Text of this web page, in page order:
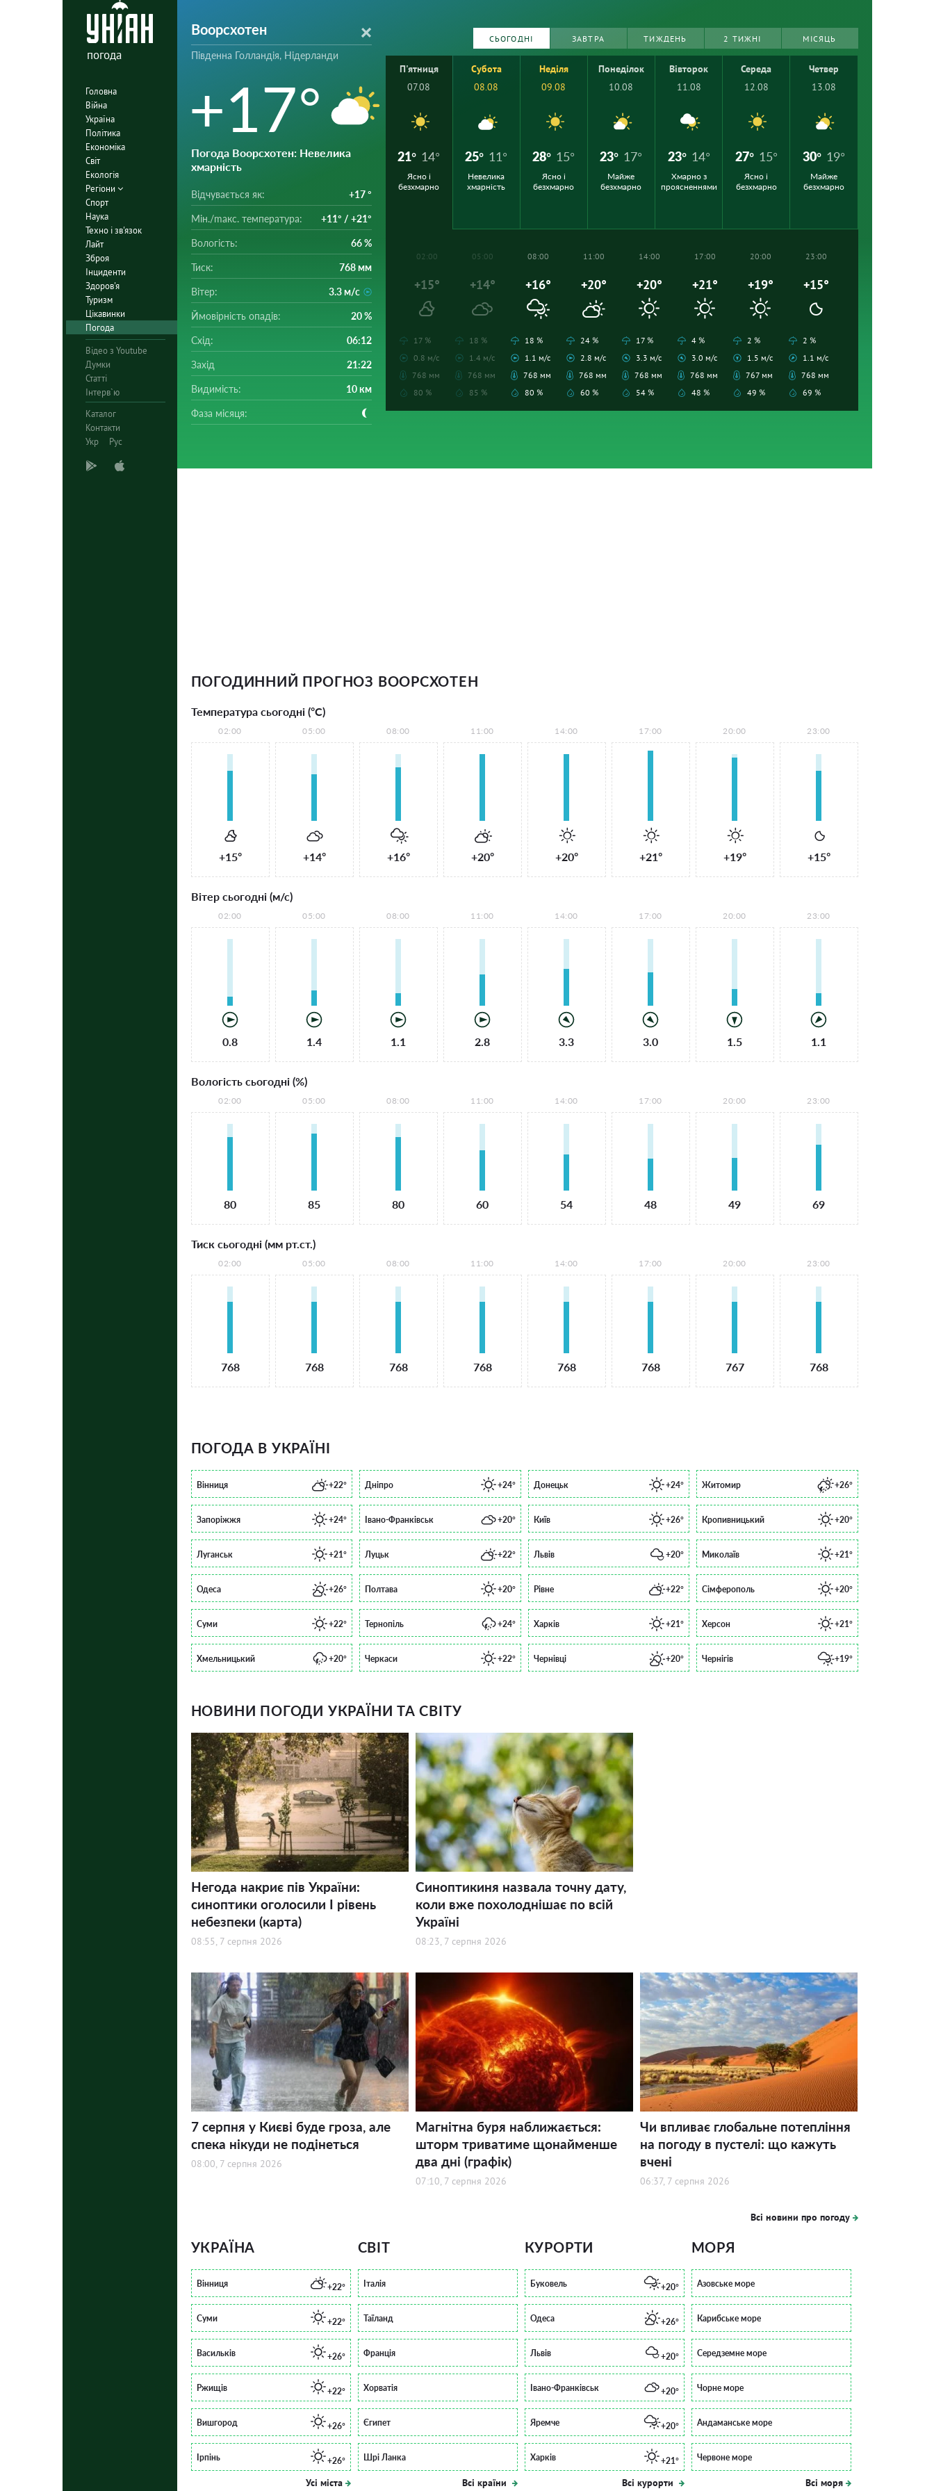
погода
Головна
Війна
Україна
Політика
Економіка
Світ
Екологія
Регіони
Спорт
Наука
Техно і зв'язок
Лайт
Зброя
Інциденти
Здоров'я
Туризм
Цікавинки
Погода
Відео з Youtube
Думки
Статті
Інтерв`ю
Каталог
Контакти
Укр
Рус
Воорсхотен
Південна Голландія, Нідерланди
+17°
Погода Воорсхотен: Невелика
хмарність
Відчувається як: +17 °
Мін./mакс. температура: +11° / +21°
Вологість: 66 %
Тиск: 768 мм
Вітер: 3.3 м/с
Ймовірність опадів: 20 %
Схід: 06:12
Захід 21:22
Видимість: 10 км
Фаза місяця:
СЬОГОДНІ ЗАВТРА ТИЖДЕНЬ 2 ТИЖНІ МІСЯЦЬ
П'ятниця
07.08
21° 14°
Ясно і
безхмарно
Субота
08.08
25° 11°
Невелика
хмарність
Неділя
09.08
28° 15°
Ясно і
безхмарно
Понеділок
10.08
23° 17°
Майже
безхмарно
Вівторок
11.08
23° 14°
Хмарно з
проясненнями
Середа
12.08
27° 15°
Ясно і
безхмарно
Четвер
13.08
30° 19°
Майже
безхмарно
02:00
+15°
17 %
0.8 м/с
768 мм
80 %
05:00
+14°
18 %
1.4 м/с
768 мм
85 %
08:00
+16°
18 %
1.1 м/с
768 мм
80 %
11:00
+20°
24 %
2.8 м/с
768 мм
60 %
14:00
+20°
17 %
3.3 м/с
768 мм
54 %
17:00
+21°
4 %
3.0 м/с
768 мм
48 %
20:00
+19°
2 %
1.5 м/с
767 мм
49 %
23:00
+15°
2 %
1.1 м/с
768 мм
69 %
ПОГОДИННИЙ ПРОГНОЗ ВООРСХОТЕН
Температура сьогодні (°С)
02:00
+15°
05:00
+14°
08:00
+16°
11:00
+20°
14:00
+20°
17:00
+21°
20:00
+19°
23:00
+15°
Вітер сьогодні (м/с)
02:00
0.8
05:00
1.4
08:00
1.1
11:00
2.8
14:00
3.3
17:00
3.0
20:00
1.5
23:00
1.1
Вологість сьогодні (%)
02:00
80
05:00
85
08:00
80
11:00
60
14:00
54
17:00
48
20:00
49
23:00
69
Тиск сьогодні (мм рт.ст.)
02:00
768
05:00
768
08:00
768
11:00
768
14:00
768
17:00
768
20:00
767
23:00
768
ПОГОДА В УКРАЇНІ
Вінниця +22° Дніпро +24° Донецьк +24° Житомир +26°
Запоріжжя +24° Івано-Франківськ +20° Київ +26° Кропивницький +20°
Луганськ +21° Луцьк +22° Львів +20° Миколаїв +21°
Одеса +26° Полтава +20° Рівне +22° Сімферополь +20°
Суми +22° Тернопіль +24° Харків +21° Херсон +21°
Хмельницький +20° Черкаси +22° Чернівці +20° Чернігів +19°
НОВИНИ ПОГОДИ УКРАЇНИ ТА СВІТУ
Негода накриє пів України:
синоптики оголосили І рівень
небезпеки (карта)
08:55, 7 серпня 2026
Синоптикиня назвала точну дату,
коли вже похолоднішає по всій
Україні
08:23, 7 серпня 2026
7 серпня у Києві буде гроза, але
спека нікуди не подінеться
08:00, 7 серпня 2026
Магнітна буря наближається:
шторм триватиме щонайменше
два дні (графік)
07:10, 7 серпня 2026
Чи впливає глобальне потепління
на погоду в пустелі: що кажуть
вчені
06:37, 7 серпня 2026
Всі новини про погоду
УКРАЇНА
Вінниця +22°
Суми +22°
Васильків +26°
Ржищів +22°
Вишгород +26°
Ірпінь +26°
Усі міста
СВІТ
Італія
Таїланд
Франція
Хорватія
Єгипет
Шрі Ланка
Всі країни
КУРОРТИ
Буковель +20°
Одеса +26°
Львів +20°
Івано-Франківськ +20°
Яремче +20°
Харків +21°
Всі курорти
МОРЯ
Азовське море
Карибське море
Середземне море
Чорне море
Андаманське море
Червоне море
Всі моря